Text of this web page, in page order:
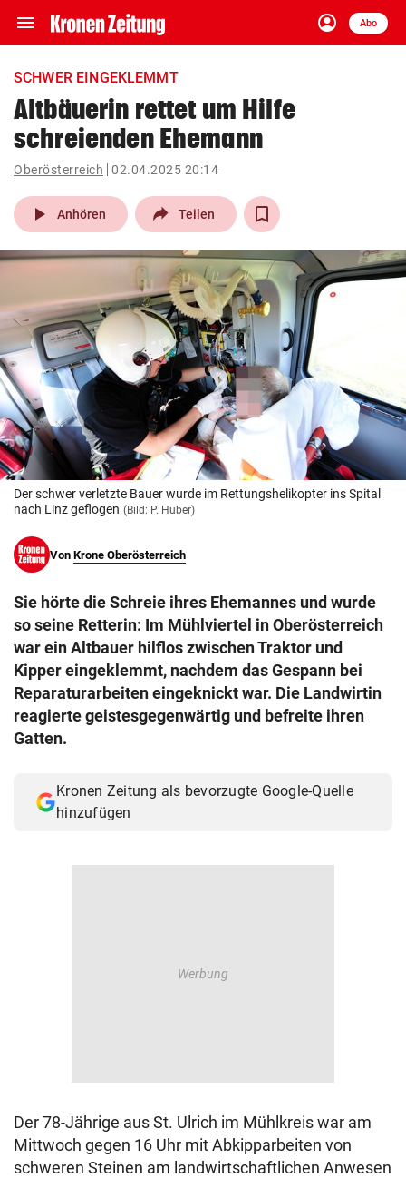
menu Navigation
ein-/ausklappen
account_circle
Anmelden
Abo
close Schließen
account_circle Anmelden
pin_drop
Wien arrow_right
bookmark
search
Suchbegriff
eingeben
© Krone Multimedia GmbH & Co KG 2026
Muthgasse 2, 1190 Wien
SCHWER EINGEKLEMMT
Altbäuerin rettet um Hilfe
schreienden Ehemann
Oberösterreich 02.04.2025 20:14
play_arrow Anhören Teilen
Der schwer verletzte Bauer wurde im Rettungshelikopter ins Spital
nach Linz geflogen (Bild: P. Huber)
Von Krone Oberösterreich
Sie hörte die Schreie ihres Ehemannes und wurde
so seine Retterin: Im Mühlviertel in Oberösterreich
war ein Altbauer hilflos zwischen Traktor und
Kipper eingeklemmt, nachdem das Gespann bei
Reparaturarbeiten eingeknickt war. Die Landwirtin
reagierte geistesgegenwärtig und befreite ihren
Gatten.
Kronen Zeitung als bevorzugte Google-Quelle
hinzufügen
Der 78-Jährige aus St. Ulrich im Mühlkreis war am
Mittwoch gegen 16 Uhr mit Abkipparbeiten von
schweren Steinen am landwirtschaftlichen Anwesen